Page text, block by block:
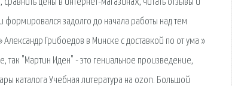
цены в интернет-магазинах, читать отзывы и
формировался задолго до начала работы над тем
Грибоедов в Минске с доставкой по от ума »
так "Мартин Иден" - это гениальное произведение,
каталога Учебная литература на ozon. Большой